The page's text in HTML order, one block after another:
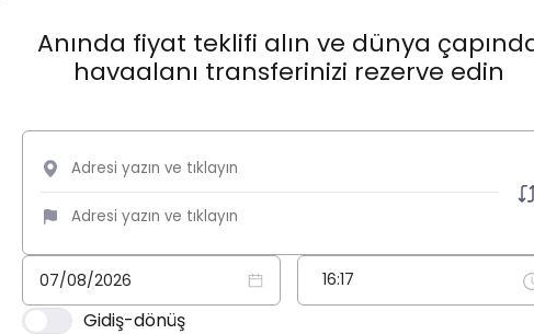
Anında fiyat teklifi alın ve dünya
havaalanı transferinizi rezerve edin
Gidiş-dönüş